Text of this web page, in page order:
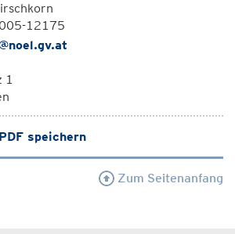
12175
1
speichern
Zum Seitenanfang